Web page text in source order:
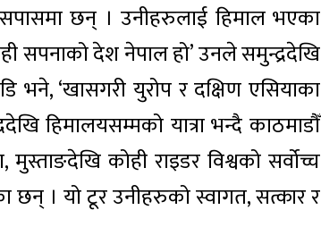
छन् । उनीहरुलाई हिमाल भएका
सपनाको देश नेपाल हो’ उनले समुन्द्रदेखि
भने, ‘खासगरी युरोप र दक्षिण एसियाका
हिमालयसम्मको यात्रा भन्दै काठमाडौँ
कोही राइडर विश्वको सर्वोच्च
छन् । यो टूर उनीहरुको स्वागत, सत्कार र